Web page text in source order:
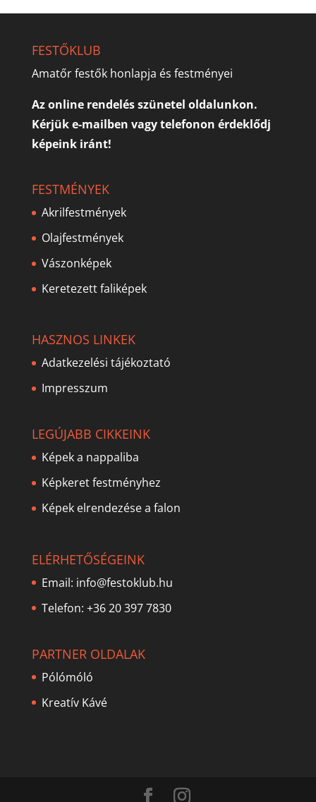
FESTŐKLUB
Amatőr festők honlapja és festményei
Az online rendelés szünetel oldalunkon.
Kérjük e-mailben vagy telefonon érdeklődj
képeink iránt!
FESTMÉNYEK
Akrilfestmények
Olajfestmények
Vászonképek
Keretezett faliképek
HASZNOS LINKEK
Adatkezelési tájékoztató
Impresszum
LEGÚJABB CIKKEINK
Képek a nappaliba
Képkeret festményhez
Képek elrendezése a falon
ELÉRHETŐSÉGEINK
Email: info@festoklub.hu
Telefon: +36 20 397 7830
PARTNER OLDALAK
Pólómóló
Kreatív Kávé